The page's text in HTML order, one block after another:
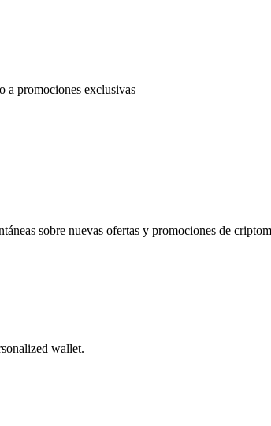
a promociones exclusivas
sobre nuevas ofertas y promociones de
wallet.